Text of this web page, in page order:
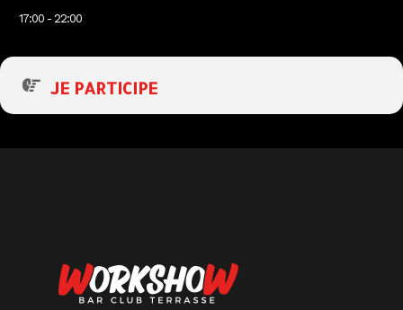
17:00 - 22:00
JE PARTICIPE